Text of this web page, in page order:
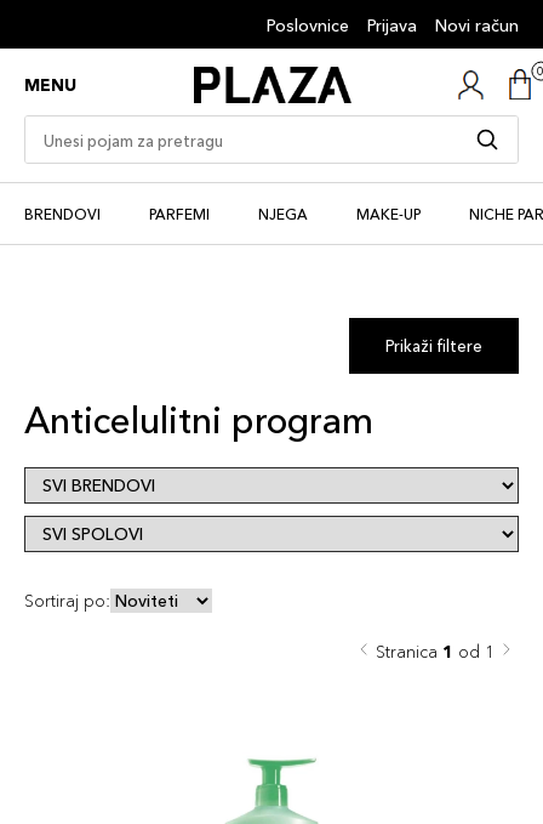
Poslovnice Prijava Novi račun
MENU
BRENDOVI PARFEMI NJEGA MAKE-UP NICHE
Prikaži filtere
Anticelulitni program
Sortiraj po:
Stranica 1 od 1